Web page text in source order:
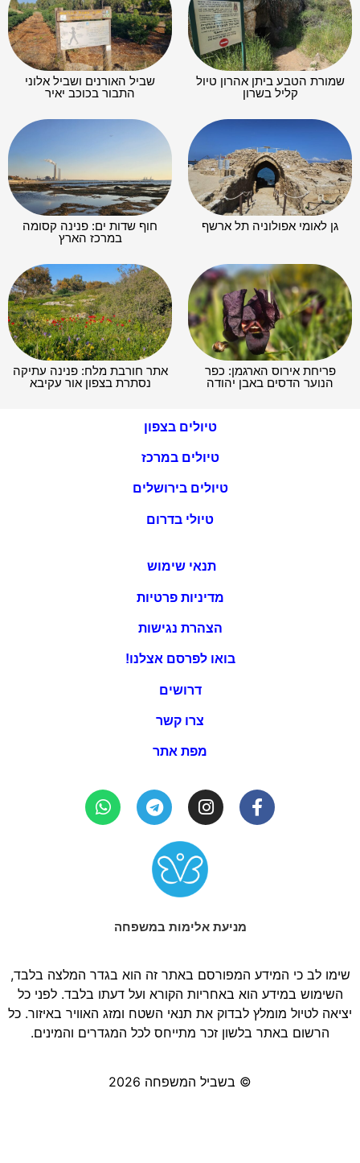
שמורת הטבע ביתן אהרון טיול
קליל בשרון
שביל האורנים ושביל אלוני
התבור בכוכב יאיר
גן לאומי אפולוניה תל ארשף
חוף שדות ים: פנינה קסומה
במרכז הארץ
פריחת אירוס הארגמן: כפר
הנוער הדסים באבן יהודה
אתר חורבת מלח: פנינה עתיקה
נסתרת בצפון אור עקיבא
טיולים בצפון
טיולים במרכז
טיולים בירושלים
טיולי בדרום
תנאי שימוש
מדיניות פרטיות
הצהרת נגישות
בואו לפרסם אצלנו!
דרושים
צרו קשר
מפת אתר
מניעת אלימות במשפחה
שימו לב כי המידע המפורסם באתר זה הוא בגדר המלצה בלבד,
השימוש במידע הוא באחריות הקורא ועל דעתו בלבד. לפני כל
יציאה לטיול מומלץ לבדוק את תנאי השטח ומזג האוויר באיזור. כל
הרשום באתר בלשון זכר מתייחס לכל המגדרים והמינים.
© בשביל המשפחה 2026